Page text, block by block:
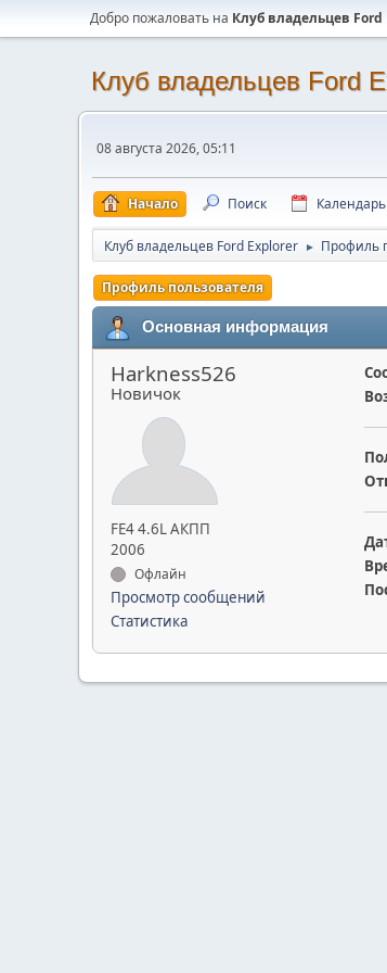
Добро пожаловать на Клуб владельцев Ford
Клуб владельцев Ford
08 августа 2026, 05:11
Начало Поиск Календарь
Клуб владельцев Ford Explorer ► Профиль
Профиль пользователя
Основная информация
Harkness526
Новичок
FE4 4.6L АКПП
2006
Офлайн
Просмотр сообщений
Статистика